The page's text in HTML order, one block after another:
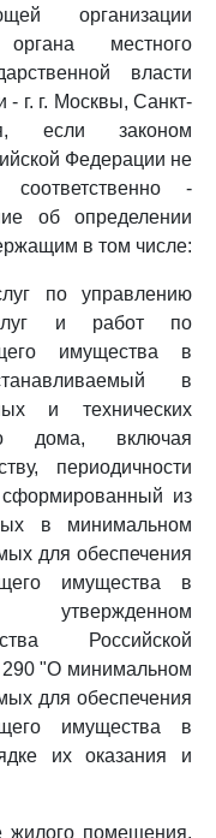
организации
местного
власти
- г. г. Москвы, Санкт-
если законом
Федерации не
-
об определении
в том числе:
по управлению
и работ по
имущества в
в
и технических
дома, включая
периодичности
сформированный из
в минимальном
для обеспечения
имущества в
утвержденном
Российской
290 "О минимальном
для обеспечения
имущества в
их оказания и
жилого помещения,